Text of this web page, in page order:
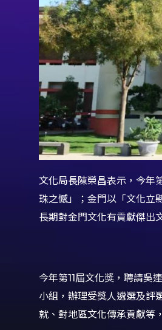
文化局長陳榮昌表示，今年
珠之憾」；金門以「文化立
長期對金門文化有貢獻傑出
今年第11屆文化獎，聘請吳
小組，辦理受獎人遴選及評
就、對地區文化傳承貢獻等